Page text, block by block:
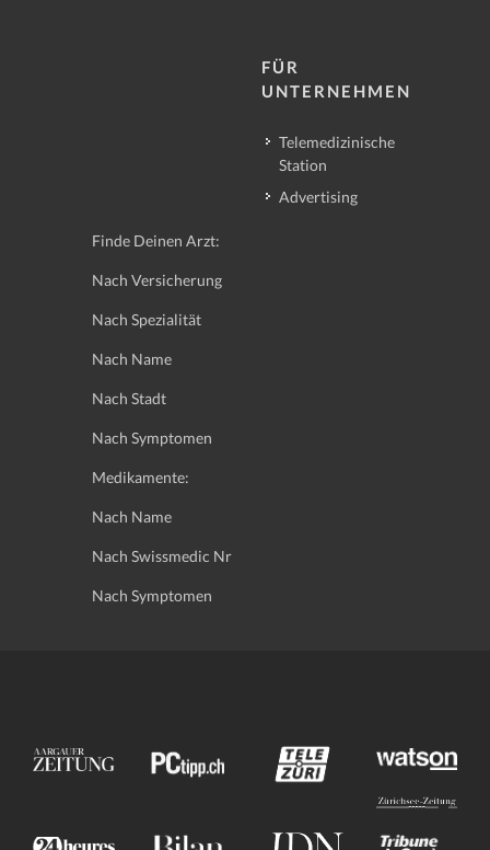
FÜR
UNTERNEHMEN
Telemedizinische
Station
Advertising
Finde Deinen Arzt:
Nach Versicherung
Nach Spezialität
Nach Name
Nach Stadt
Nach Symptomen
Medikamente:
Nach Name
Nach Swissmedic Nr
Nach Symptomen